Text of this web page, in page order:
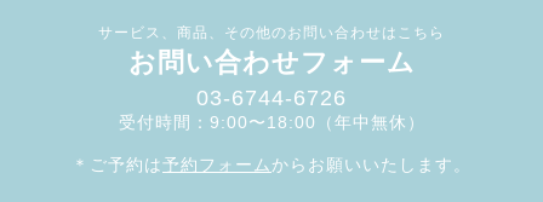
サービス、商品、その他のお問い合わせはこちら
お問い合わせフォーム
03-6744-6726
受付時間：9:00〜18:00（年中無休）
＊ご予約は予約フォーム からお願いいたします。